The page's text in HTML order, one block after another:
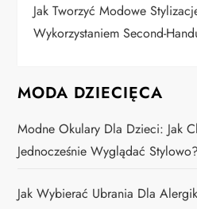
Jak Tworzyć Modowe
Wykorzystaniem Second-
MODA DZIECIĘCA
Modne Okulary Dla Dzieci: Jak
Jednocześnie Wyglądać Stylowo?
Jak Wybierać Ubrania Dla